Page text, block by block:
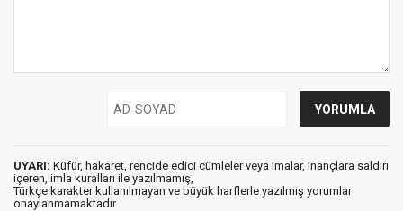
UYARI: Küfür, hakaret, rencide edici cümleler veya imalar, inançlara saldırı
içeren, imla kuralları ile yazılmamış,
Türkçe karakter kullanılmayan ve büyük harflerle yazılmış yorumlar
onaylanmamaktadır.